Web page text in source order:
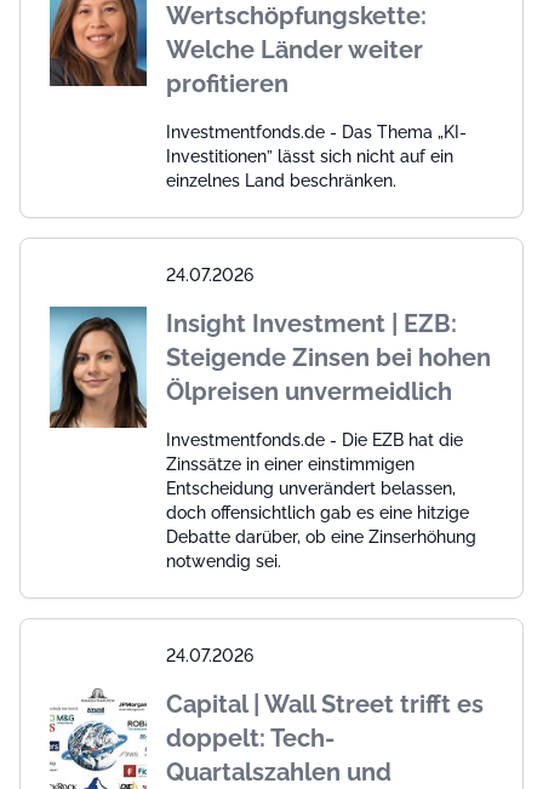
Wertschöpfungskette:
Welche Länder weiter
profitieren
Investmentfonds.de - Das Thema „KI-
Investitionen” lässt sich nicht auf ein
einzelnes Land beschränken.
24.07.2026
Insight Investment | EZB:
Steigende Zinsen bei hohen
Ölpreisen unvermeidlich
Investmentfonds.de - Die EZB hat die
Zinssätze in einer einstimmigen
Entscheidung unverändert belassen,
doch offensichtlich gab es eine hitzige
Debatte darüber, ob eine Zinserhöhung
notwendig sei.
24.07.2026
Capital | Wall Street trifft es
doppelt: Tech-
Quartalszahlen und